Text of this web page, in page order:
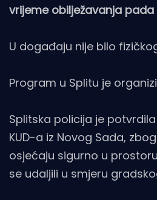
vrijeme obilježavanja
U događaju nije bilo
Program u Splitu je
Splitska policija je
KUD-a iz Novog Sada,
osjećaju sigurno u
se udaljili u smjeru